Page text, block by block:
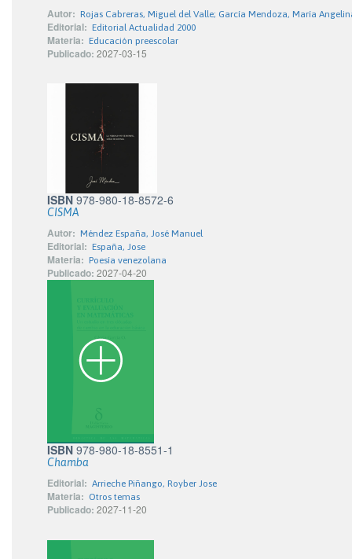
Autor: Rojas Cabreras, Miguel del Valle; García Mendoza, María
Editorial: Editorial Actualidad 2000
Materia: Educación preescolar
Publicado: 2027-03-15
ISBN 978-980-18-8572-6
CISMA
Autor: Méndez España, José Manuel
Editorial: España, Jose
Materia: Poesía venezolana
Publicado: 2027-04-20
ISBN 978-980-18-8551-1
Chamba
Editorial: Arrieche Piñango, Royber Jose
Materia: Otros temas
Publicado: 2027-11-20